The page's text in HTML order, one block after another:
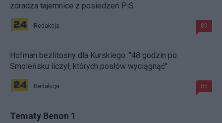
zdradza tajemnice z posiedzeń PiS
Redakcja 89
Hofman bezlitosny dla Kurskiego. "48 godzin po
Smoleńsku liczył, których posłów wyciągnąć"
Redakcja 85
Tematy Benon 1